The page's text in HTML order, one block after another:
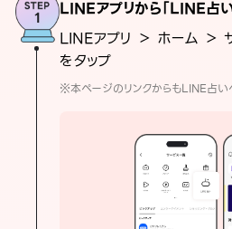
LINEアプリから「LINE占
LINEアプリ ＞ ホーム ＞
をタップ
※本ページのリンクからもLINE占い